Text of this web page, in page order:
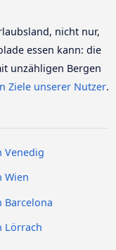
nicht nur,
essen kann: die
unzähligen Bergen
Ziele unserer Nutzer.
Venedig
Wien
Barcelona
Lörrach